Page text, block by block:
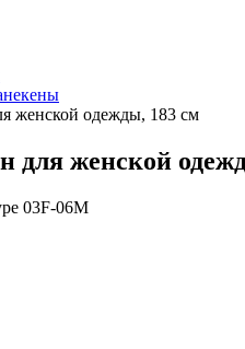
женской одежды, 183 см
для женской
03F-06M